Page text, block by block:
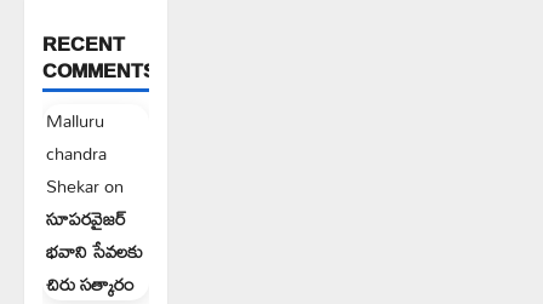
RECENT
COMMENTS
Malluru
chandra
Shekaron
సూపరవైజర్
భవాని సేవలకు
చిరు సత్కారం